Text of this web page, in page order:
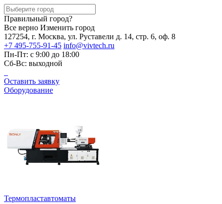
Правильный город?
Все верно Изменить город
127254, г. Москва, ул. Руставели д. 14, стр. 6, оф. 8
+7 495-755-91-45 info@vivtech.ru
Пн-Пт: с 9:00 до 18:00
Сб-Вс: выходной
Оставить заявку
Оборудование
Термопластавтоматы